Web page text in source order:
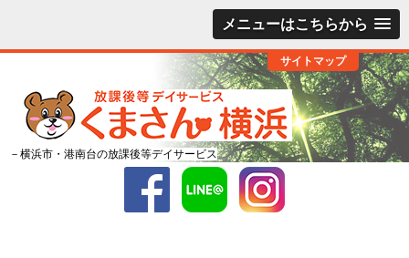
メニューはこちらから
サイトマップ
－横浜市・港南台の放課後等デイサービス